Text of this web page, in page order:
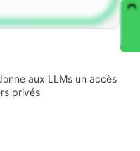
aux LLMs un accès
privés